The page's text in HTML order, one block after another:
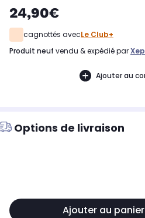
24,90€
cagnottés avecLe Club+
produit neuf vendu & expédié par
Ajouter au
Options de livraison
Ajouter au panier